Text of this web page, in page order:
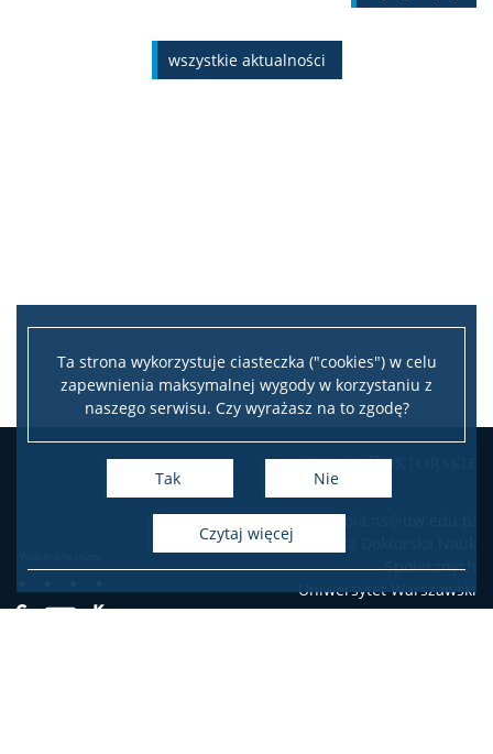
Ta strona wykorzystuje ciasteczka ("cookies") w celu
zapewnienia maksymalnej wygody w korzystaniu z
naszego serwisu. Czy wyrażasz na to zgodę?
Tak Nie
czytaj więcej
wszystkie aktualności
Szkoły Doktorskie
e-mail: szkola.ns@uw.edu.pl
Społecznych
Uniwersytet Warszawski